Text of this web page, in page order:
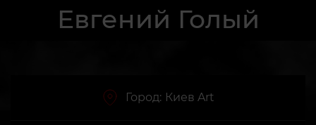
Евгений Голый
Город: Киев Art